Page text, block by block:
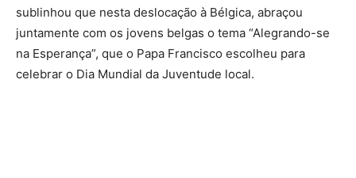
sublinhou que nesta deslocação à Bélgica, abraçou
juntamente com os jovens belgas o tema “Alegrando-se
na Esperança”, que o Papa Francisco escolheu para
celebrar o Dia Mundial da Juventude local.